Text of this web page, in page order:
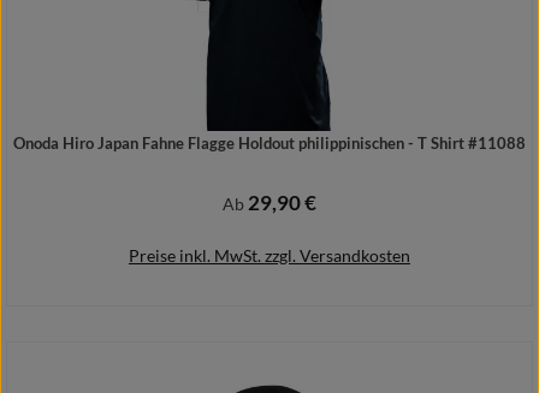
Onoda Hiro Japan Fahne Flagge Holdout philippinischen - T Shirt #11088
Regulärer Preis:
Ab29,90 €
Preise inkl. MwSt. zzgl. Versandkosten